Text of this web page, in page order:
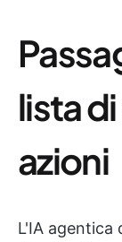
lista
azioni
L'IA agentica